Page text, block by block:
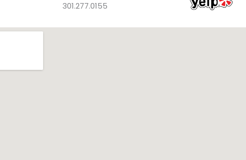
301.277.0155